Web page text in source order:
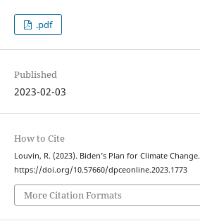
.pdf
Published
2023-02-03
How to Cite
Louvin, R. (2023). Biden’s Plan for Climate Change.
https://doi.org/10.57660/dpceonline.2023.1773
More Citation Formats